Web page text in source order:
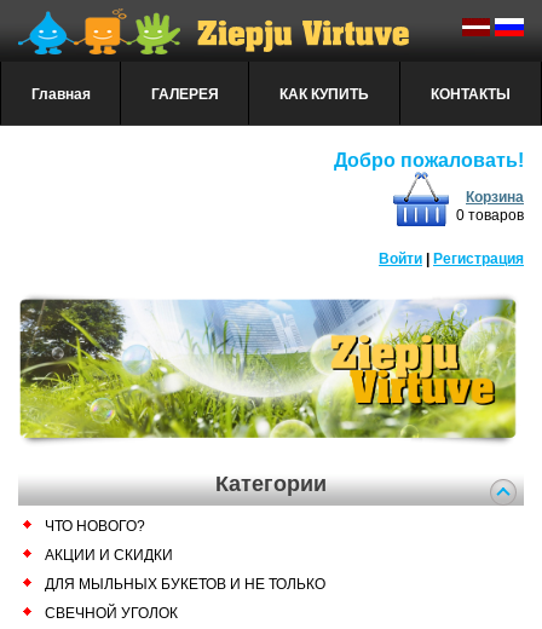
Главная ГАЛЕРЕЯ КАК КУПИТЬ КОНТАКТЫ
Добро пожаловать!
Корзина
0 товаров
Войти Регистрация
Категории
ЧТО НОВОГО?
АКЦИИ И СКИДКИ
ДЛЯ МЫЛЬНЫХ БУКЕТОВ И НЕ ТОЛЬКО
СВЕЧНОЙ УГОЛОК